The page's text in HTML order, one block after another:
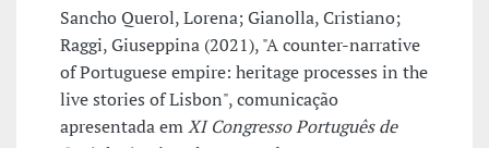
Sancho Querol, Lorena; Gianolla, Cristiano;
Raggi, Giuseppina (2021), "A counter-narrative
of Portuguese empire: heritage processes in the
live stories of Lisbon", comunicação
apresentada emXI Congresso Português de